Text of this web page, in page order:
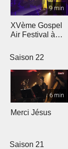
9 min
XVème Gospel
Air Festival à
Saison 22
6 min
Merci Jésus
Saison 21